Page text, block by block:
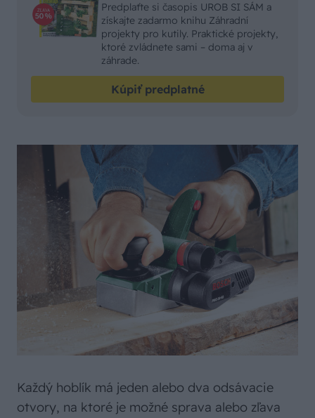
Predplaťte si časopis UROB SI SÁM a
získajte zadarmo knihu Záhradní
projekty pro kutily. Praktické projekty,
ktoré zvládnete sami – doma aj v
záhrade.
Kúpiť predplatné
Každý hoblík má jeden alebo dva odsávacie
otvory, na ktoré je možné sprava alebo zľava